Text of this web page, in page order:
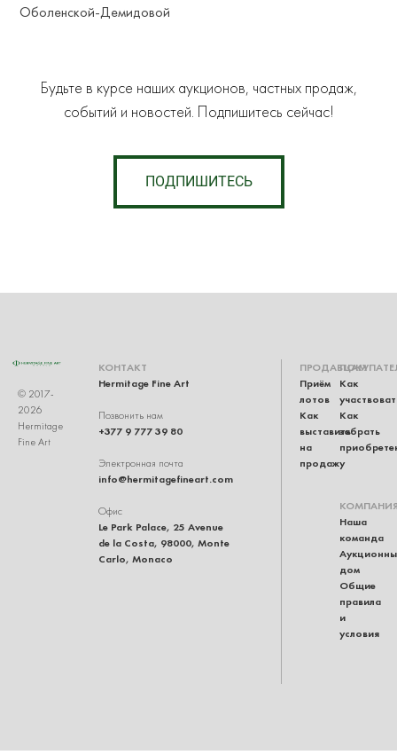
Оболенской-Демидовой
Будьте в курсе наших аукционов, частных продаж,
событий и новостей. Подпишитесь сейчас!
ПОДПИШИТЕСЬ
© 2017-
2026
Hermitage
Fine Art
КОНТАКТ
Hermitage Fine Art
Позвонить нам
+377 9 777 39 80
Электронная почта
info@hermitagefineart.com
Офис
Le Park Palace, 25 Avenue
de la Costa, 98000, Monte
Carlo, Monaco
ПРОДАВЦАМ
Приём
лотов
Как
выставить
на
продажу
Как
Как
забрать
Наша
команда
дом
Общие
правила
и
условия